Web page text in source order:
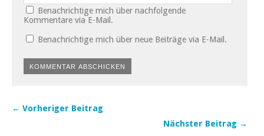
Benachrichtige mich über nachfolgende
Kommentare via E-Mail.
Benachrichtige mich über neue Beiträge via E-Mail.
← Vorheriger Beitrag
Nächster Beitrag →